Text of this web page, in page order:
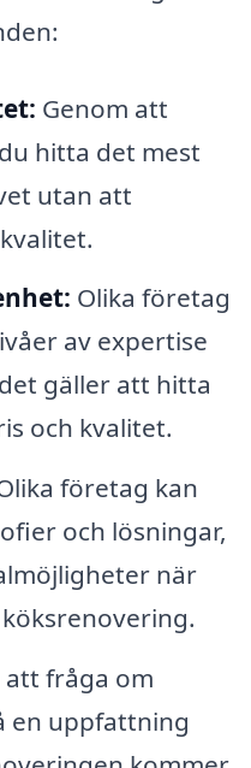
Genom att
hitta det mest
utan att
Olika företag
av expertise
gäller att hitta
och kvalitet.
företag kan
och lösningar,
när
att fråga om
en uppfattning